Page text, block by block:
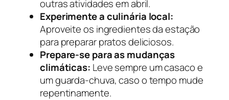
outras atividades em abril.
Experimente a culinária local:
Aproveite os ingredientes da estação
para preparar pratos deliciosos.
Prepare-se para as mudanças
climáticas: Leve sempre um casaco e
um guarda-chuva, caso o tempo mude
repentinamente.